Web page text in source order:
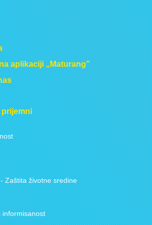
aplikaciji „Maturang”
prijemni
Zaštita životne sredine
informisanost